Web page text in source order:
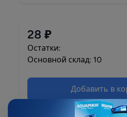
28 ₽
Остатки:
Основной склад: 10
Добавить в